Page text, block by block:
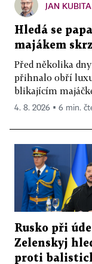
JAN KUBITA
Hledá se
majákem
Před několika
přihnalo obří
blikajícím
4. 8. 2026 ▪ 6 min.
Rusko při
Zelenskyj
proti